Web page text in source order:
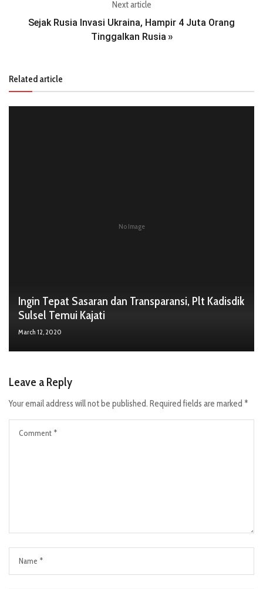
Next article
Sejak Rusia Invasi Ukraina, Hampir 4 Juta Orang
Tinggalkan Rusia »
Related article
No Image
Ingin Tepat Sasaran dan Transparansi, Plt Kadisdik
Sulsel Temui Kajati
March 12, 2020
Leave a Reply
Your email address will not be published. Required fields are marked *